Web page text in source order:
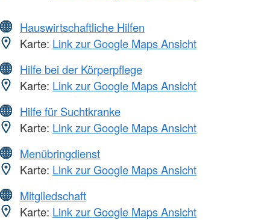
Hauswirtschaftliche Hilfen
Karte: Link zur Google Maps Ansicht
Hilfe bei der Körperpflege
Karte: Link zur Google Maps Ansicht
Hilfe für Suchtkranke
Karte: Link zur Google Maps Ansicht
Menübringdienst
Karte: Link zur Google Maps Ansicht
Mitgliedschaft
Karte: Link zur Google Maps Ansicht